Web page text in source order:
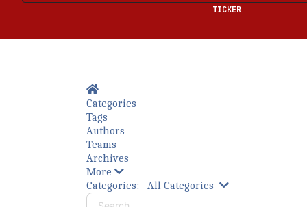
TICKER
Home
Categories
Tags
Authors
Teams
Archives
More
Bitte füllen Sie die erforderlichen Felder aus.
Categories: All Categories Search...